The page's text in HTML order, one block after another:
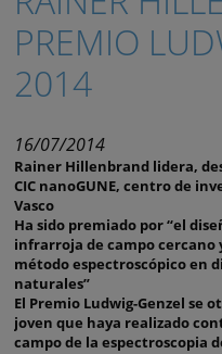
PREMIO
2014
16/07/2014
Rainer Hillenbrand lidera,
CIC nanoGUNE, centro de
Vasco
Ha sido premiado por “el
infrarroja de campo cercano
método espectroscópico en
naturales”
El Premio Ludwig-Genzel se
joven que haya realizado
campo de la espectroscopia